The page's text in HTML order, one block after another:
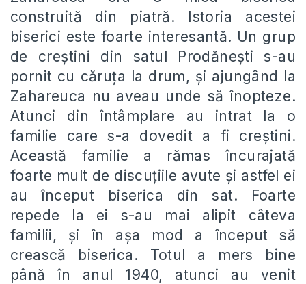
construită din piatră. Istoria acestei
biserici este foarte interesantă. Un grup
de creștini din satul Prodănești s-au
pornit cu căruța la drum, și ajungând la
Zahareuca nu aveau unde să înopteze.
Atunci din întâmplare au intrat la o
familie care s-a dovedit a fi creștini.
Această familie a rămas încurajată
foarte mult de discuțiile avute și astfel ei
au început biserica din sat. Foarte
repede la ei s-au mai alipit câteva
familii, și în așa mod a început să
crească biserica. Totul a mers bine
până în anul 1940, atunci au venit